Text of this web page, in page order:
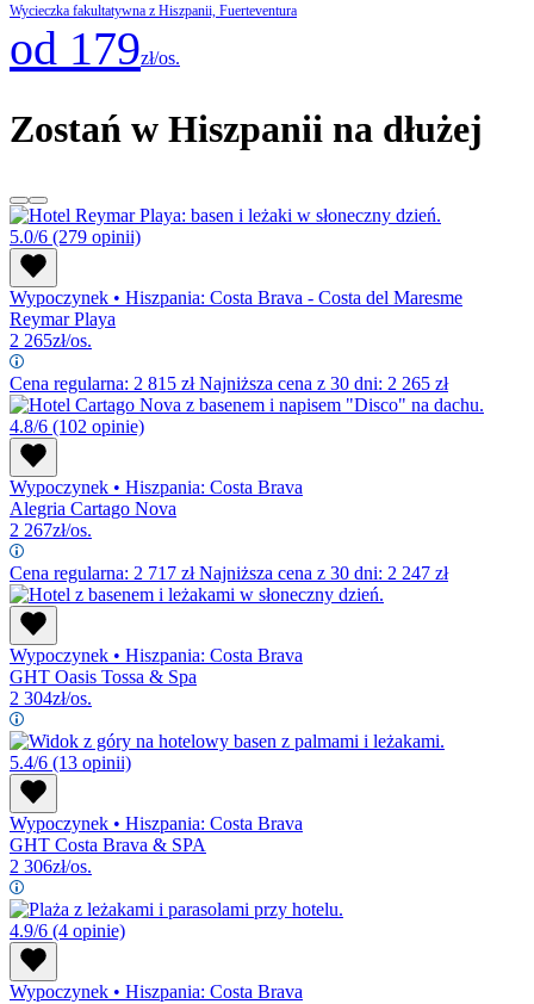
Wycieczka fakultatywna z Hiszpanii, Fuerteventura
od 179zł/os.
Zostań w Hiszpanii na dłużej
5.0/6 (279 opinii)
Wypoczynek • Hiszpania: Costa Brava - Costa del Maresme
Reymar Playa
2 265zł/os.
Cena regularna: 2 815 złNajniższa cena z 30 dni: 2 265 zł
4.8/6 (102 opinie)
Wypoczynek • Hiszpania: Costa Brava
Alegria Cartago Nova
2 267zł/os.
Cena regularna: 2 717 złNajniższa cena z 30 dni: 2 247 zł
Wypoczynek • Hiszpania: Costa Brava
GHT Oasis Tossa & Spa
2 304zł/os.
5.4/6 (13 opinii)
Wypoczynek • Hiszpania: Costa Brava
GHT Costa Brava & SPA
2 306zł/os.
4.9/6 (4 opinie)
Wypoczynek • Hiszpania: Costa Brava